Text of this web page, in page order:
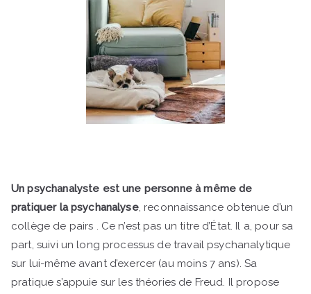
Un psychanalyste est une personne à même de
pratiquer la psychanalyse, reconnaissance obtenue d’un
collège de pairs . Ce n’est pas un titre d’État. Il a, pour sa
part, suivi un long processus de travail psychanalytique
sur lui-même avant d’exercer (au moins 7 ans). Sa
pratique s’appuie sur les théories de Freud. Il propose